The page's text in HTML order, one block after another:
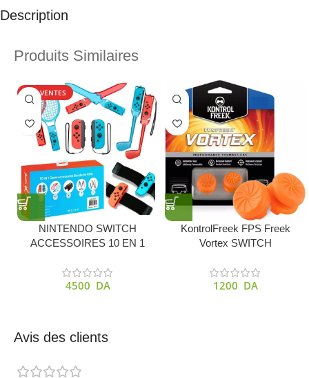
Description
Produits Similaires
TOP VENTES
NINTENDO SWITCH
ACCESSOIRES 10 EN 1
4500 DA
KontrolFreek FPS Freek
Vortex SWITCH
1200 DA
Avis des clients